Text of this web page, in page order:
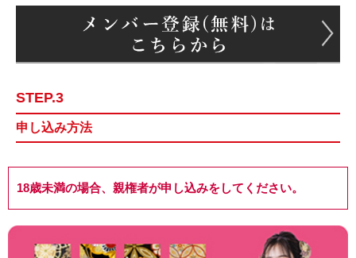
STEP.3
申し込み方法
18歳未満の場合、親権者が申し込みをしてください。